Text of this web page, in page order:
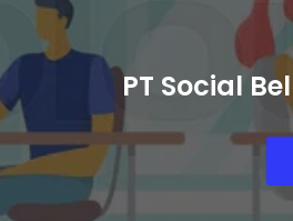
PT Social